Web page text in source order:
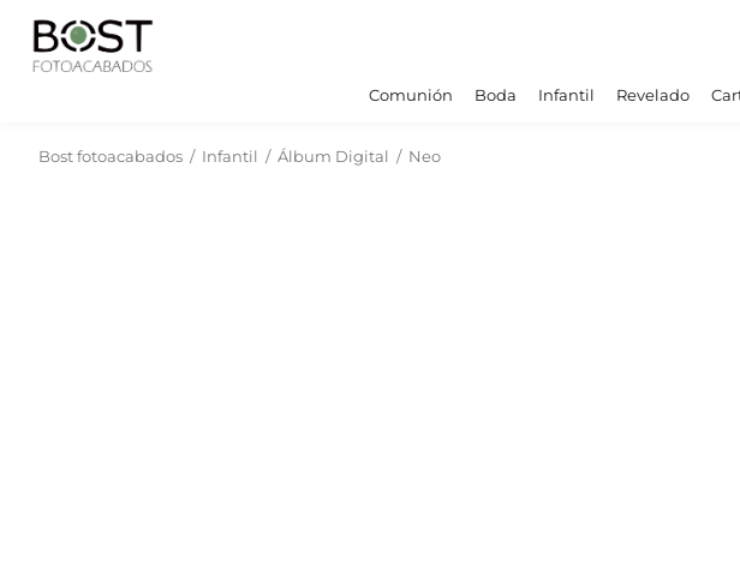
Comunión Boda Infantil Revelado
Bost fotoacabados / Infantil / Álbum Digital / Neo